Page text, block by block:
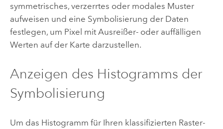
symmetrisches, verzerrtes oder modales Muster
aufweisen und eine Symbolisierung der Daten
festlegen, um Pixel mit Ausreißer- oder auffälligen
Werten auf der Karte darzustellen.
Anzeigen des Histogramms der
Symbolisierung
Um das Histogramm für Ihren klassifizierten Raster-